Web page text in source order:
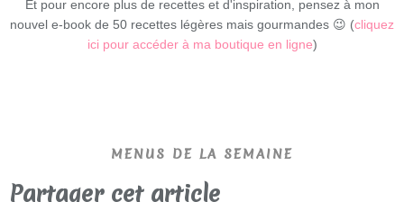
Et pour encore plus de recettes et d'inspiration, pensez à mon
nouvel e-book de 50 recettes légères mais gourmandes 😉 (cliquez
ici pour accéder à ma boutique en ligne)
MENUS DE LA SEMAINE
Partager cet article